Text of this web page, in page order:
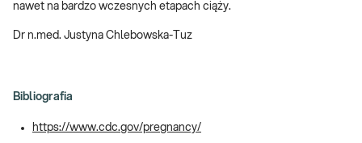
nawet na bardzo wczesnych etapach ciąży.
Dr n.med. Justyna Chlebowska-Tuz
Bibliografia
https://www.cdc.gov/pregnancy/